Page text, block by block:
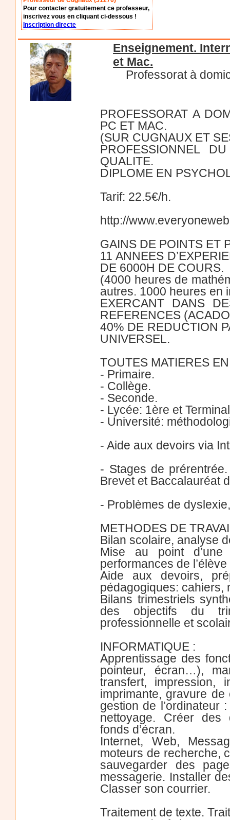
Pour contacter gratuitement ce professeur,
inscrivez vous en cliquant ci-dessous !
Inscription directe
Enseignement.
et Mac.
Professorat à
PROFESSORAT A
PC ET MAC.
(SUR CUGNAUX ET
PROFESSIONNEL
QUALITE.
DIPLOME EN
Tarif: 22.5€/h.
http://
GAINS DE POINTS ET
11 ANNEES
DE 6000H DE COURS.
(4000 heures de
autres. 1000 heures en
EXERCANT DANS
REFERENCES
40% DE REDUCTION
UNIVERSEL.
TOUTES MATIERES
- Primaire.
- Collège.
- Seconde.
- Lycée: 1ère et
- Université:
- Aide aux devoirs via
- Stages de
Brevet et Baccalauréat
- Problèmes de
METHODES DE
Bilan scolaire, analyse
Mise au point d’une
performances de
Aide aux devoirs,
pédagogiques: cahiers,
Bilans trimestriels
des objectifs du
professionnelle et
INFORMATIQUE :
Apprentissage des
pointeur, écran…),
transfert, impression,
imprimante, gravure
gestion de l’ordinateur
nettoyage. Créer des
fonds d’écran.
Internet, Web,
moteurs de recherche,
sauvegarder des
messagerie. Installer
Classer son courrier.
Traitement de texte.